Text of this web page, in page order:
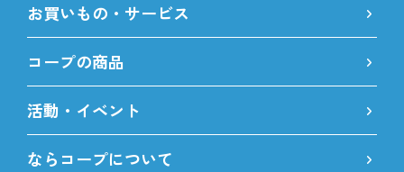
お買いもの・サービス
コープの商品
活動・イベント
ならコープについて